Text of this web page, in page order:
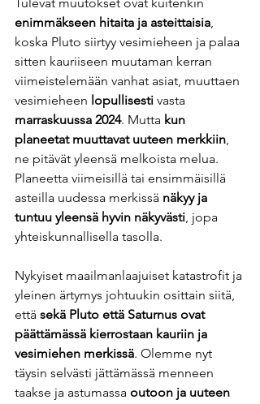
enimmäkseen hitaita ja asteittaisia,
koska Pluto siirtyy vesimieheen ja palaa
sitten kauriiseen muutaman kerran
viimeistelemään vanhat asiat, muuttaen
vesimieheen lopullisesti vasta
marraskuussa 2024. Mutta kun
planeetat muuttavat uuteen merkkiin,
ne pitävät yleensä melkoista melua.
Planeetta viimeisillä tai ensimmäisillä
asteilla uudessa merkissä näkyy ja
tuntuu yleensä hyvin näkyvästi, jopa
yhteiskunnallisella tasolla.
Nykyiset maailmanlaajuiset katastrofit ja
yleinen ärtymys johtuukin osittain siitä,
että sekä Pluto että Saturnus ovat
päättämässä kierrostaan kauriin ja
vesimiehen merkissä. Olemme nyt
täysin selvästi jättämässä menneen
taakse ja astumassa outoon ja uuteen